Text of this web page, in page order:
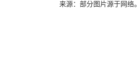
来源：部分图片源于网络。